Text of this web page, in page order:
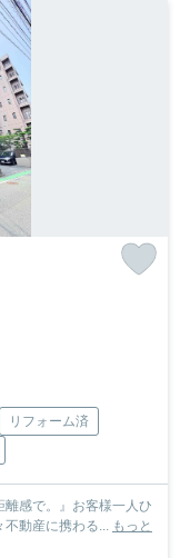
リフォーム済
離感で。』お客様一人ひ
不動産に携わる... もっと